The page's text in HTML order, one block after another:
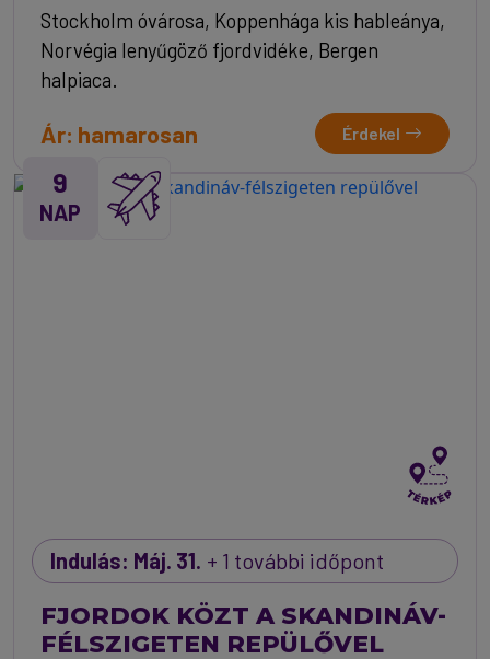
Stockholm óvárosa, Koppenhága kis hableánya,
Norvégia lenyűgöző fjordvidéke, Bergen
halpiaca.
Ár: hamarosan Érdekel
9
NAP
Indulás: Máj. 31. + 1 további időpont
FJORDOK KÖZT A SKANDINÁV-
FÉLSZIGETEN REPÜLŐVEL